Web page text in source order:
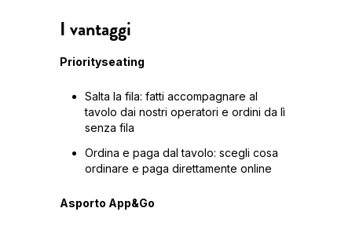
I vantaggi
Priorityseating
Salta la fila: fatti accompagnare al
tavolo dai nostri operatori e ordini da lì
senza fila
Ordina e paga dal tavolo: scegli cosa
ordinare e paga direttamente online
Asporto App&Go